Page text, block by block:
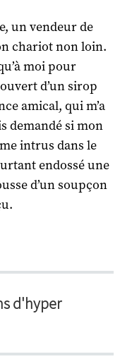
un vendeur de
chariot non loin.
moi pour
d’un sirop
amical, qui m’a
demandé si mon
intrus dans le
endossé une
d’un soupçon
d'hyper